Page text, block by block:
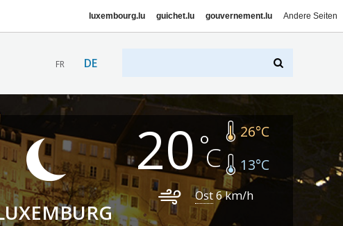
luxembourg.lu guichet.lu gouvernement.lu Andere Seiten
FR DE
20 26°C
13°C
Ost6km/h